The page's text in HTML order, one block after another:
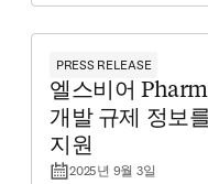
PRESS RELEASE
엘스비어
개발 규제 정보
지원
2025년 9월 3일